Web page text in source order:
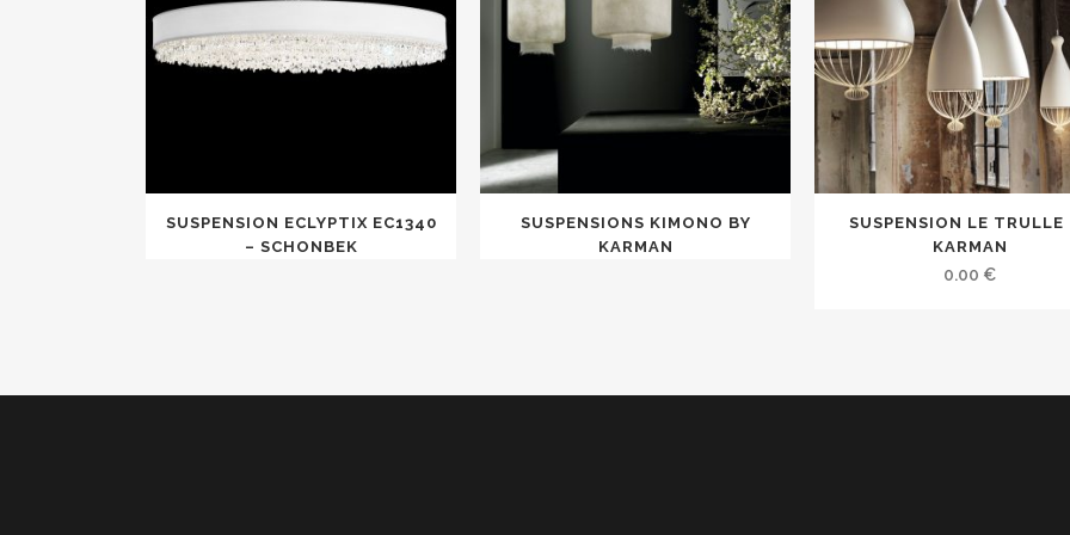
SUSPENSION ECLYPTIX EC1340
– SCHONBEK
SUSPENSIONS KIMONO BY
KARMAN
SUSPENSION LE TRULLE
KARMAN
0.00 €